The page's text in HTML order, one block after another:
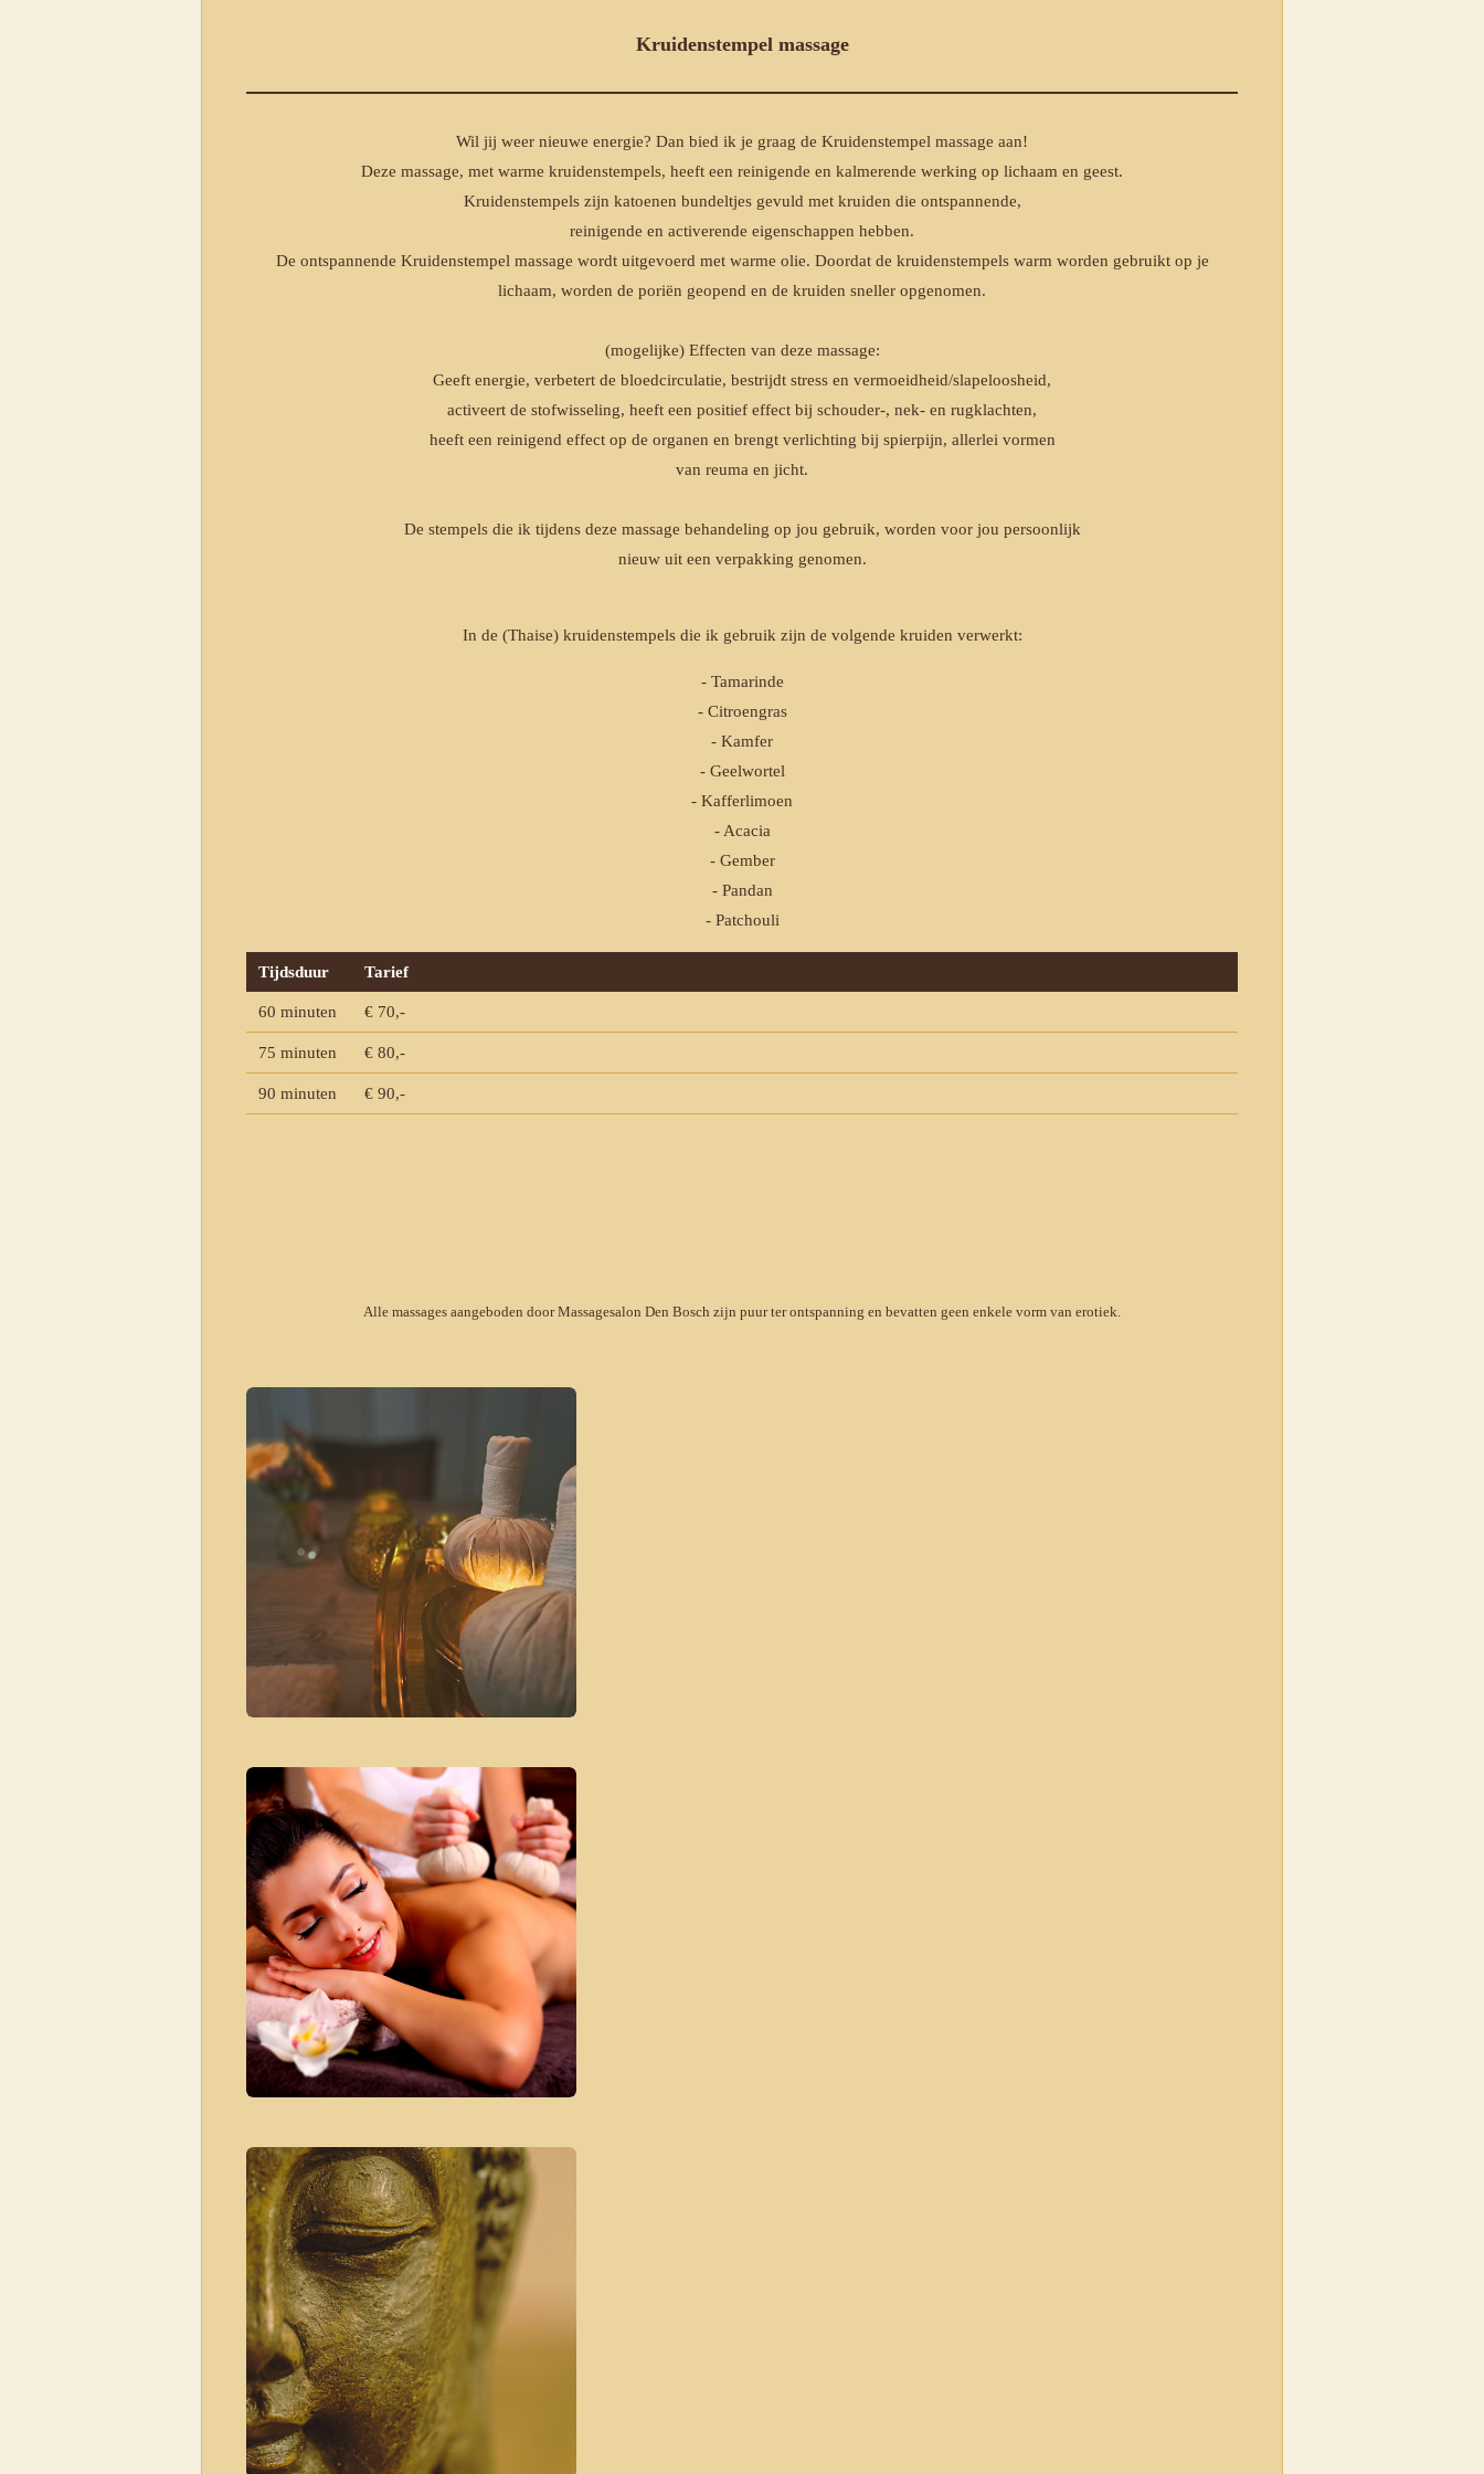
Kruidenstempel massage
Wil jij weer nieuwe energie? Dan bied ik je graag de Kruidenstempel massage aan!
Deze massage, met warme kruidenstempels, heeft een reinigende en kalmerende werking op lichaam en geest.
Kruidenstempels zijn katoenen bundeltjes gevuld met kruiden die ontspannende,
reinigende en activerende eigenschappen hebben.
De ontspannende Kruidenstempel massage wordt uitgevoerd met warme olie. Doordat de kruidenstempels warm worden gebruikt op je
lichaam, worden de poriën geopend en de kruiden sneller opgenomen.
(mogelijke) Effecten van deze massage:
Geeft energie, verbetert de bloedcirculatie, bestrijdt stress en vermoeidheid/slapeloosheid,
activeert de stofwisseling, heeft een positief effect bij schouder-, nek- en rugklachten,
heeft een reinigend effect op de organen en brengt verlichting bij spierpijn, allerlei vormen
van reuma en jicht.
De stempels die ik tijdens deze massage behandeling op jou gebruik, worden voor jou persoonlijk
nieuw uit een verpakking genomen.
In de (Thaise) kruidenstempels die ik gebruik zijn de volgende kruiden verwerkt:
- Tamarinde
- Citroengras
- Kamfer
- Geelwortel
- Kafferlimoen
- Acacia
- Gember
- Pandan
- Patchouli
Tijdsduur Tarief
60 minuten € 70,-
75 minuten € 80,-
90 minuten € 90,-
Alle massages aangeboden door Massagesalon Den Bosch zijn puur ter ontspanning en bevatten geen enkele vorm van erotiek.